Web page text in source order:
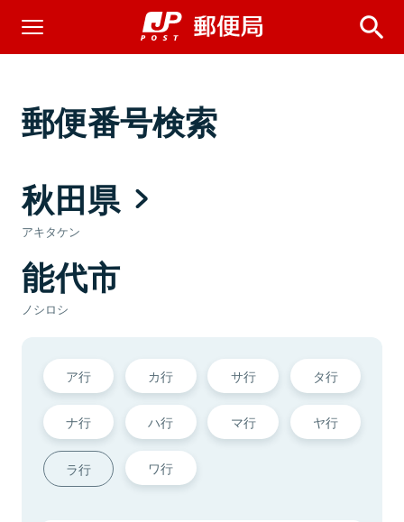
郵便番号検索
秋田県
アキタケン
能代市
ノシロシ
ア行 カ行 サ行 タ行
ナ行 ハ行 マ行 ヤ行
ラ行 ワ行